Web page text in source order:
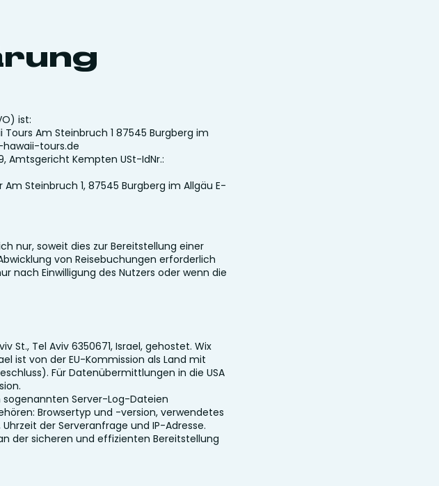
ist:
Am Steinbruch 1 87545 Burgberg im
tours.de
Amtsgericht Kempten USt-IdNr.:
Steinbruch 1, 87545 Burgberg im Allgäu E-
nur, soweit dies zur Bereitstellung einer
von Reisebuchungen erforderlich
nach Einwilligung des Nutzers oder wenn die
St., Tel Aviv 6350671, Israel, gehostet. Wix
ist von der EU-Kommission als Land mit
Für Datenübermittlungen in die USA
Server-Log-Dateien
Browsertyp und -version, verwendetes
der Serveranfrage und IP-Adresse.
der sicheren und effizienten Bereitstellung